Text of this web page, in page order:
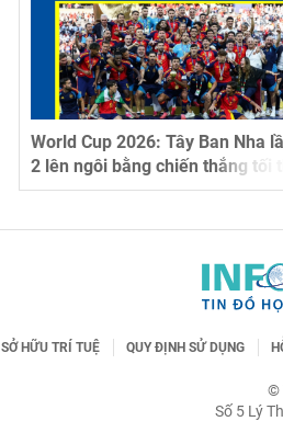
World Cup 2026: Tây Ban Nha
2 lên ngôi bằng chiến thắng tối
SỞ HỮU TRÍ TUỆ QUY ĐỊNH SỬ DỤNG
©
Số 5 Lý